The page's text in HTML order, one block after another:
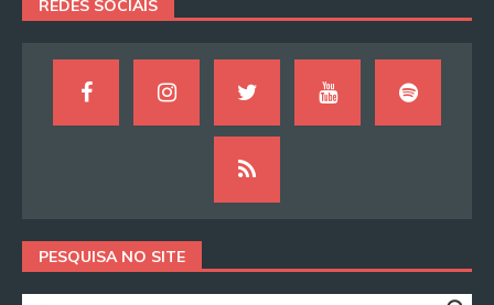
REDES SOCIAIS
PESQUISA NO SITE